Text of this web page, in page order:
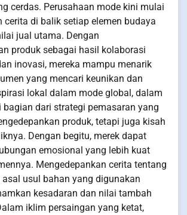
cerdas. Perusahaan mode kini mulai
cerita di balik setiap elemen budaya
jual utama. Dengan
produk sebagai hasil kolaborasi
inovasi, mereka mampu menarik
yang mencari keunikan dan
lokal dalam mode global, dalam
bagian dari strategi pemasaran yang
produk, tetapi juga kisah
Dengan begitu, merek dapat
emosional yang lebih kuat
Mengedepankan cerita tentang
asal usul bahan yang digunakan
kesadaran dan nilai tambah
iklim persaingan yang ketat,